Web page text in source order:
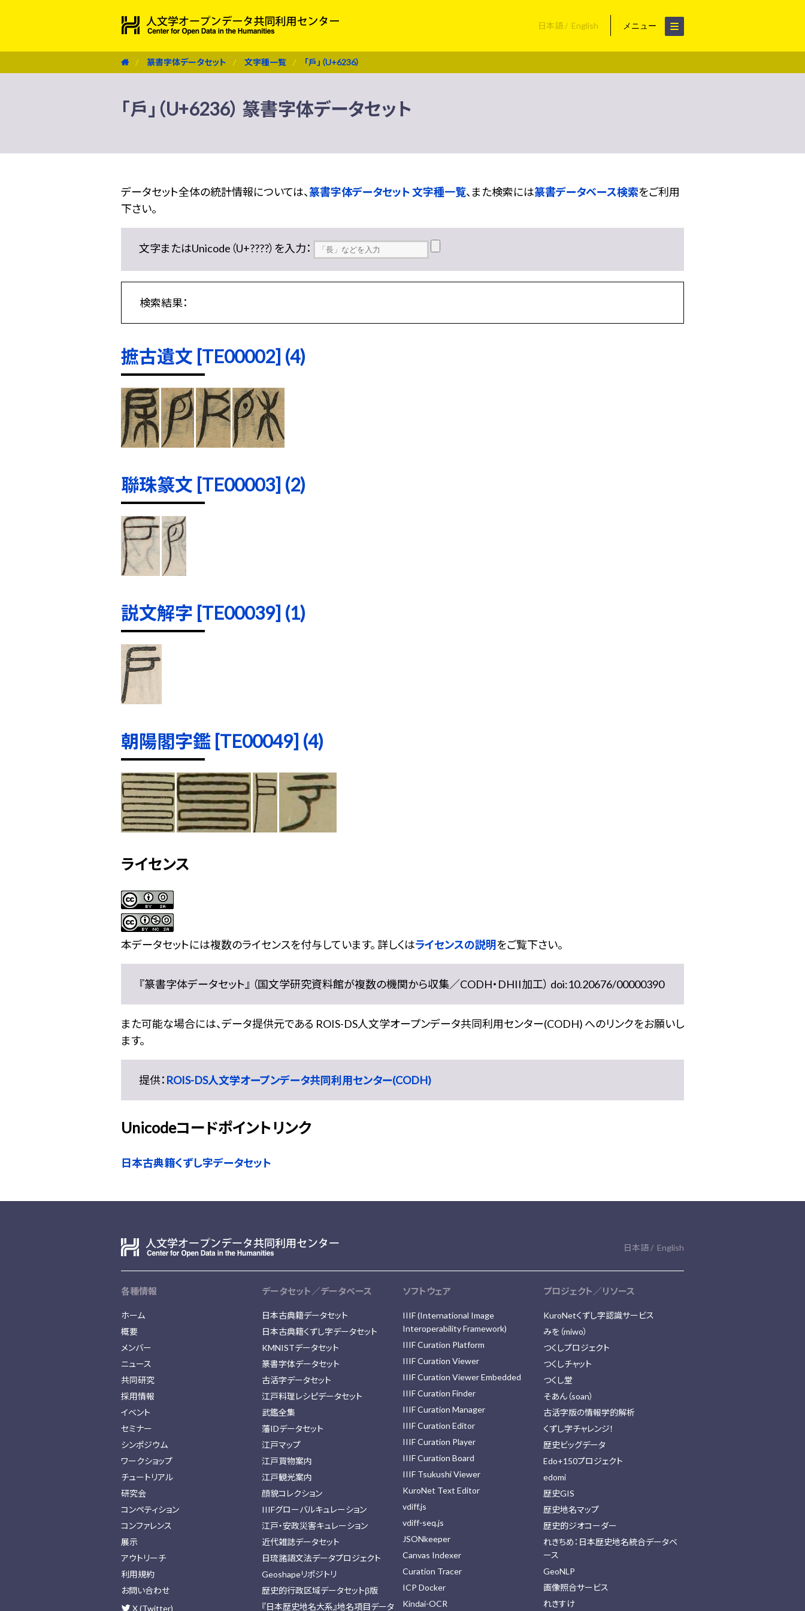
日本語 English メニュー
篆書字体データセット 文字種一覧 「戶」（U+6236）
「戶」（U+6236） 篆書字体データセット
データセット全体の統計情報については、篆書字体データセット 文字種一覧、また検索には篆書データベース検索をご利用
下さい。
文字またはUnicode（U+????）を入力：
検索結果：
摭古遺文 [TE00002] (4)
聯珠篆文 [TE00003] (2)
説文解字 [TE00039] (1)
朝陽閣字鑑 [TE00049] (4)
ライセンス
本データセットには複数のライセンスを付与しています。 詳しくはライセンスの説明をご覧下さい。
『篆書字体データセット』 （国文学研究資料館が複数の機関から収集／CODH・DHII加工） doi:10.20676/00000390
また可能な場合には、データ提供元である ROIS-DS人文学オープンデータ共同利用センター(CODH) へのリンクをお願いし
ます。
提供： ROIS-DS人文学オープンデータ共同利用センター(CODH)
Unicodeコードポイントリンク
日本古典籍くずし字データセット
日本語 English
各種情報
ホーム
概要
メンバー
ニュース
共同研究
採用情報
イベント
セミナー
シンポジウム
ワークショップ
チュートリアル
研究会
コンペティション
コンファレンス
展示
アウトリーチ
利用規約
お問い合わせ
X (Twitter)
データセット／データベース
日本古典籍データセット
日本古典籍くずし字データセット
KMNISTデータセット
篆書字体データセット
古活字データセット
江戸料理レシピデータセット
武鑑全集
藩IDデータセット
江戸マップ
江戸買物案内
江戸観光案内
顔貌コレクション
IIIFグローバルキュレーション
江戸・安政災害キュレーション
近代雑誌データセット
日琉諸語文法データプロジェクト
Geoshapeリポジトリ
歴史的行政区域データセットβ版
『日本歴史地名大系』地名項目データ
ソフトウェア
IIIF (International Image
Interoperability Framework)
IIIF Curation Platform
IIIF Curation Viewer
IIIF Curation Viewer Embedded
IIIF Curation Finder
IIIF Curation Manager
IIIF Curation Editor
IIIF Curation Player
IIIF Curation Board
IIIF Tsukushi Viewer
KuroNet Text Editor
vdiff.js
vdiff-seq.js
JSONkeeper
Canvas Indexer
Curation Tracer
ICP Docker
Kindai-OCR
プロジェクト／リソース
KuroNetくずし字認識サービス
みを（miwo）
つくしプロジェクト
つくしチャット
つくし堂
そあん（soan）
古活字版の情報学的解析
くずし字チャレンジ！
歴史ビッグデータ
Edo+150プロジェクト
edomi
歴史GIS
歴史地名マップ
歴史的ジオコーダー
れきちめ：日本歴史地名統合データベ
ース
GeoNLP
画像照合サービス
れきすけ